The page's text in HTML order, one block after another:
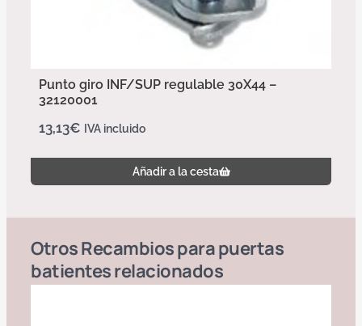
Punto giro INF/SUP regulable 30X44 –
32120001
13,13€ IVA incluido
Añadir a la cesta
OtrosRecambios para puertas
batientesrelacionados